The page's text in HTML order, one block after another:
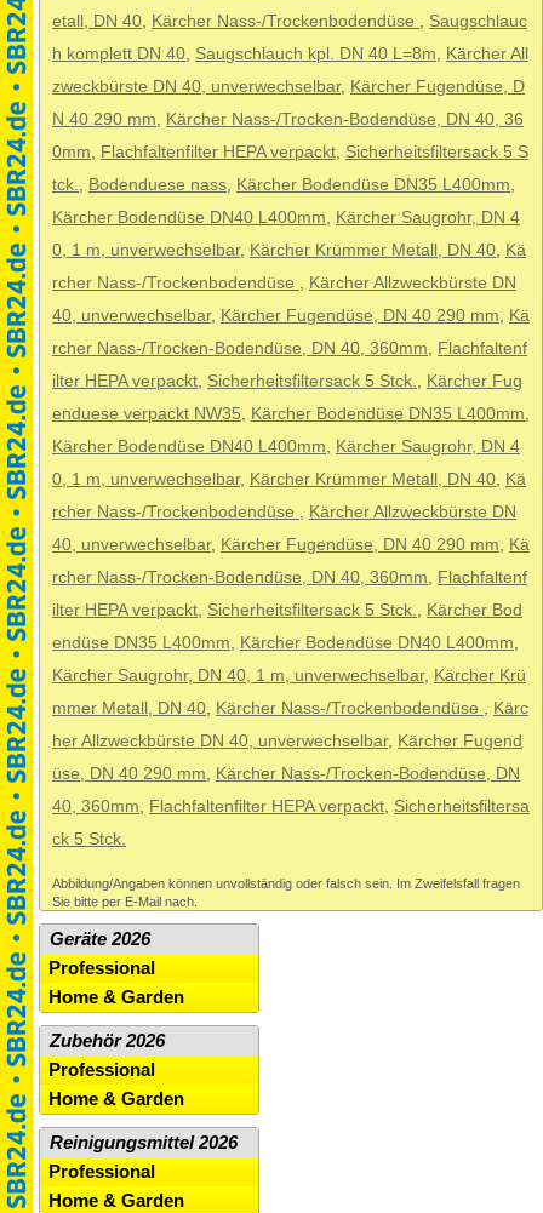
etall, DN 40, Kärcher Nass-/Trockenbodendüse , Saugschlauc
h komplett DN 40, Saugschlauch kpl. DN 40 L=8m, Kärcher All
zweckbürste DN 40, unverwechselbar, Kärcher Fugendüse, D
N 40 290 mm, Kärcher Nass-/Trocken-Bodendüse, DN 40, 36
0mm, Flachfaltenfilter HEPA verpackt, Sicherheitsfiltersack 5 S
tck., Bodenduese nass, Kärcher Bodendüse DN35 L400mm,
Kärcher Bodendüse DN40 L400mm, Kärcher Saugrohr, DN 4
0, 1 m, unverwechselbar, Kärcher Krümmer Metall, DN 40, Kä
rcher Nass-/Trockenbodendüse , Kärcher Allzweckbürste DN
40, unverwechselbar, Kärcher Fugendüse, DN 40 290 mm, Kä
rcher Nass-/Trocken-Bodendüse, DN 40, 360mm, Flachfaltenf
ilter HEPA verpackt, Sicherheitsfiltersack 5 Stck., Kärcher Fug
enduese verpackt NW35, Kärcher Bodendüse DN35 L400mm,
Kärcher Bodendüse DN40 L400mm, Kärcher Saugrohr, DN 4
0, 1 m, unverwechselbar, Kärcher Krümmer Metall, DN 40, Kä
rcher Nass-/Trockenbodendüse , Kärcher Allzweckbürste DN
40, unverwechselbar, Kärcher Fugendüse, DN 40 290 mm, Kä
rcher Nass-/Trocken-Bodendüse, DN 40, 360mm, Flachfaltenf
ilter HEPA verpackt, Sicherheitsfiltersack 5 Stck., Kärcher Bod
endüse DN35 L400mm, Kärcher Bodendüse DN40 L400mm,
Kärcher Saugrohr, DN 40, 1 m, unverwechselbar, Kärcher Krü
mmer Metall, DN 40, Kärcher Nass-/Trockenbodendüse , Kärc
her Allzweckbürste DN 40, unverwechselbar, Kärcher Fugend
üse, DN 40 290 mm, Kärcher Nass-/Trocken-Bodendüse, DN
40, 360mm, Flachfaltenfilter HEPA verpackt, Sicherheitsfiltersa
ck 5 Stck.
Abbildung/Angaben können unvollständig oder falsch sein. Im Zweifelsfall fragen
Sie bitte per E-Mail nach.
Geräte 2026
Professional
Home & Garden
Zubehör 2026
Professional
Home & Garden
Reinigungsmittel 2026
Professional
Home & Garden